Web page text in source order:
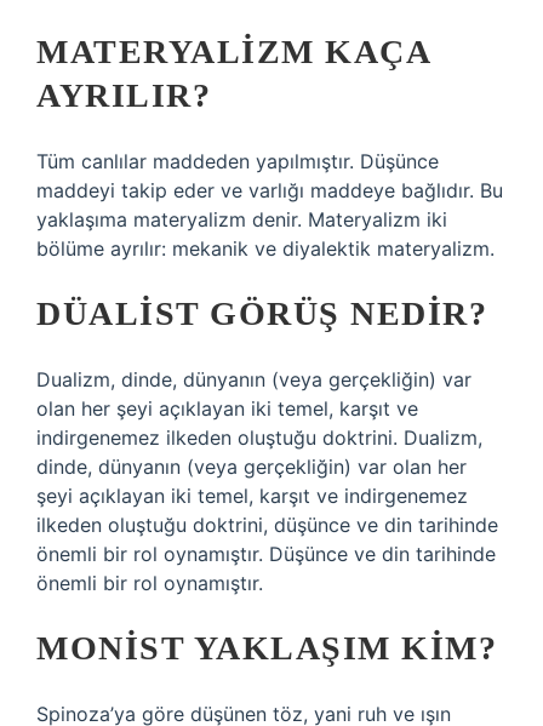
MATERYALIZM KAÇA
AYRILIR?
Tüm canlılar maddeden yapılmıştır. Düşünce
maddeyi takip eder ve varlığı maddeye bağlıdır. Bu
yaklaşıma materyalizm denir. Materyalizm iki
bölüme ayrılır: mekanik ve diyalektik materyalizm.
DÜALIST GÖRÜŞ NEDIR?
Dualizm, dinde, dünyanın (veya gerçekliğin) var
olan her şeyi açıklayan iki temel, karşıt ve
indirgenemez ilkeden oluştuğu doktrini. Dualizm,
dinde, dünyanın (veya gerçekliğin) var olan her
şeyi açıklayan iki temel, karşıt ve indirgenemez
ilkeden oluştuğu doktrini, düşünce ve din tarihinde
önemli bir rol oynamıştır. Düşünce ve din tarihinde
önemli bir rol oynamıştır.
MONIST YAKLAŞIM KIM?
Spinoza’ya göre düşünen töz, yani ruh ve ışın